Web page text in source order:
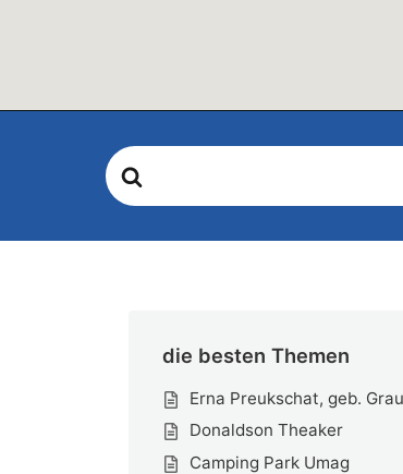
Search
For
die besten Themen
Erna Preukschat, geb.
Donaldson Theaker
Camping Park Umag